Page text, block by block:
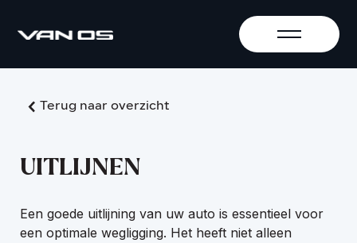
Terug naar overzicht
UITLIJNEN
Een goede uitlijning van uw auto is essentieel voor
een optimale wegligging. Het heeft niet alleen